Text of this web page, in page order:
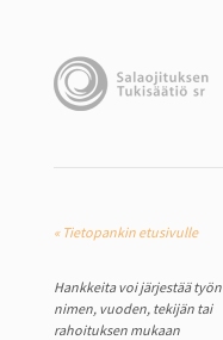
« Tietopankin etusivulle
Hankkeita voi järjestää työn
nimen, vuoden, tekijän tai
rahoituksen mukaan